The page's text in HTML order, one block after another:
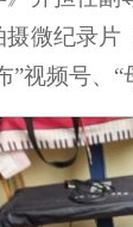
微纪录
视频号、